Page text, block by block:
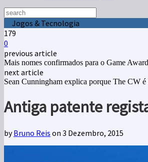
Jogos & Tecnologia
179
0
previous article
Mais nomes confirmados para o Game
next article
Sean Cunningham explica porque The CW
Antiga patente
byBruno Reis on 3 Dezembro, 2015